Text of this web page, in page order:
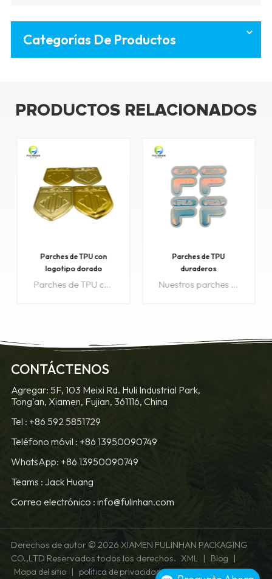
Categorías De Productos
PRODUCTOS RELACIONADOS
Parches de TPU
duraderos
personalizados para ropa
Nuestros parches de TPU personalizados y duraderos son perfectos para la marca o decoración de ropa, ya que ofrecen un material ecológico y una calidad duradera. Disponibles para pedidos al por mayor y al por mayor con opciones de personalización completas para satisfacer sus necesidades específicas.
OBTENGA
MÁS
Parches de TPU
personalizados de alta
calidad para bolsos yRealza tus bolsos y mochilas con parches de TPU personalizados de alta calidad. Estos parches duraderos y ecológicos son perfectos para pedidos al por mayor, pedidos al por mayor y marcas OEM.
MÁS
CONTÁCTENOS
Agregar: 5F, 103 Meixi Rd. Huli Industrial Park,
Tong'an, Xiamen, Fujian, 361116, China
Tel : +86 592 5851729
Teléfono móvil : +86 13950090749
WhatsApp: +86 13950090749
Teams : Jack Huang
Correo electrónico : info@fulinhan.com
Derechos de autor © 2026 XIAMEN FULINHAN PACKAGING
CO.,LTD Reservados todos los derechos. XML | Blog |
Mapa del sitio | política de privacidad